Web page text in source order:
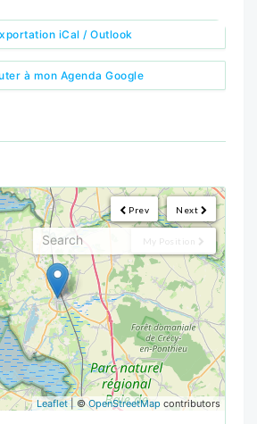
à mon Agenda Google
iCal / Outlook
Next
Prev
My Position
Leaflet| ©OpenStreetMap contributors